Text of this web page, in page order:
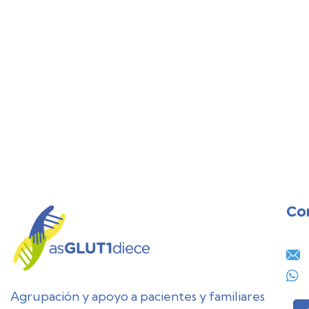
Agrupación y apoyo a pacientes y familiares